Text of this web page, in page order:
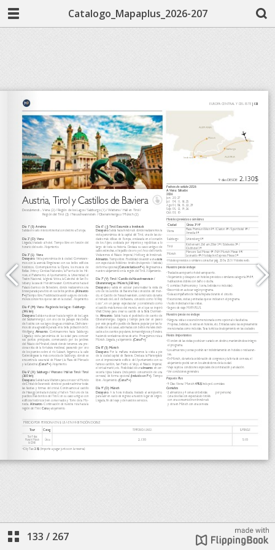
Catalogo_Mapaplus_2026-207
133 / 267